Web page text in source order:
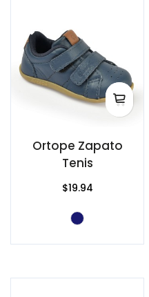
Ortope Zapato
Tenis
$19.94